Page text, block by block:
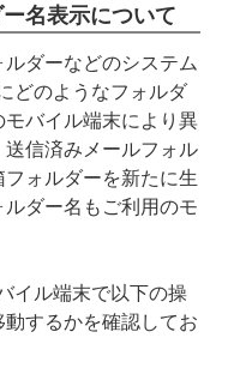
名表示について
ダーなどのシステム
どのようなフォルダ
バイル端末により異
信済みメールフォル
ォルダーを新たに生
ダー名もご利用のモ
イル端末で以下の操
するかを確認してお